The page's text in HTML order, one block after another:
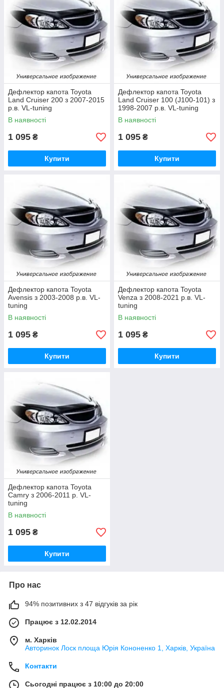
Дефлектор капота Toyota
Land Cruiser 200 з 2007-2015
р.в. VL-tuning
В наявності
1 095 ₴
Купити
Дефлектор капота Toyota
Land Cruiser 100 (J100-101) з
1998-2007 р.в. VL-tuning
В наявності
1 095 ₴
Купити
Дефлектор капота Toyota
Avensis з 2003-2008 р.в. VL-
tuning
В наявності
1 095 ₴
Купити
Дефлектор капота Toyota
Venza з 2008-2021 р.в. VL-
tuning
В наявності
1 095 ₴
Купити
Дефлектор капота Toyota
Camry з 2006-2011 р. VL-
tuning
В наявності
1 095 ₴
Купити
Про нас
94% позитивних з 47 відгуків за рік
Працює з 12.02.2014
м. Харків
Авторинок Лоск площа Юрія Кононенко 1, Харків, Україна
Контакти
Сьогодні працює з 10:00 до 20:00